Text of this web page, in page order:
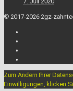
© 2017-2026 2gz-
Zum Ändern Ihrer
Einwilligungen, klicken